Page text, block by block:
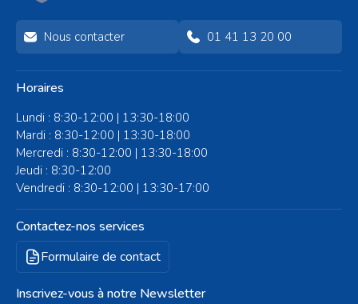
Nous contacter 01 41 13 20 00
Horaires
Lundi : 8:30-12:00 | 13:30-18:00
Mardi : 8:30-12:00 | 13:30-18:00
Mercredi : 8:30-12:00 | 13:30-18:00
Jeudi : 8:30-12:00
Vendredi : 8:30-12:00 | 13:30-17:00
Contactez-nos services
Formulaire de contact
Inscrivez-vous à notre Newsletter